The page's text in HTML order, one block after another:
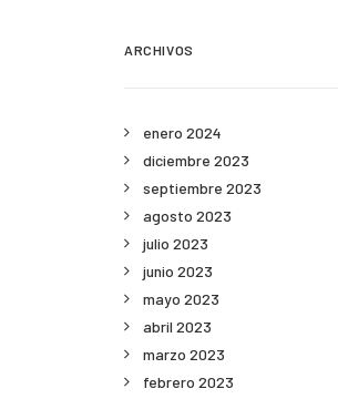
ARCHIVOS
enero 2024
diciembre 2023
septiembre 2023
agosto 2023
julio 2023
junio 2023
mayo 2023
abril 2023
marzo 2023
febrero 2023